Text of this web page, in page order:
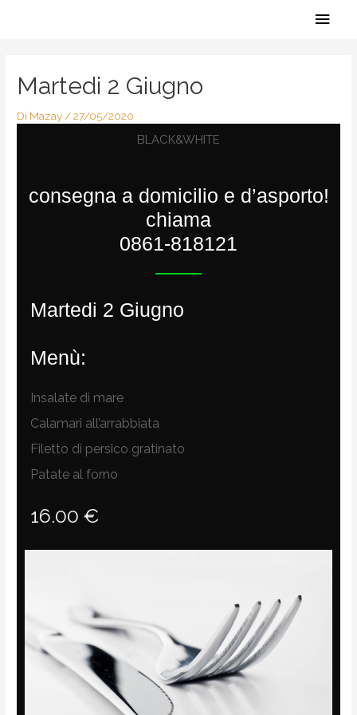
Martedi 2 Giugno
Di Mazay /27/05/2020
BLACK&WHITE
consegna a domicilio e d’asporto!
chiama
0861-818121
Martedi 2 Giugno
Menù:
Insalate di mare
Calamari all’arrabbiata
Filetto di persico gratinato
Patate al forno
16.00 €